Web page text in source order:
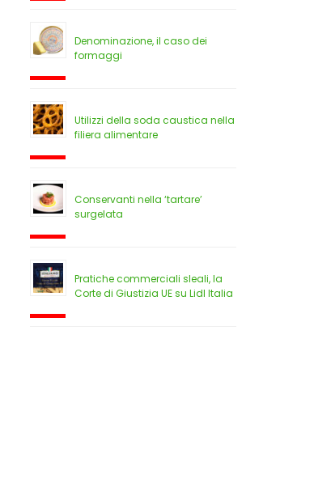
Denominazione, il caso dei
formaggi
Utilizzi della soda caustica nella
filiera alimentare
Conservanti nella ‘tartare’
surgelata
Pratiche commerciali sleali, la
Corte di Giustizia UE su Lidl Italia